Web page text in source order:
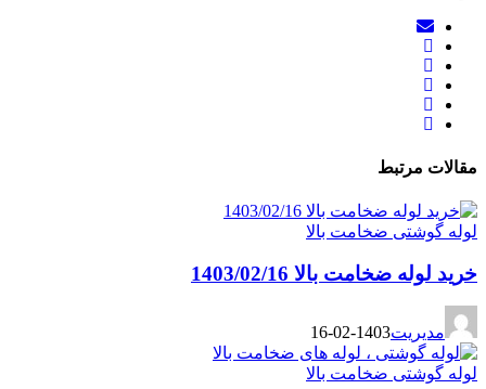
مقالات مرتبط
لوله گوشتی ضخامت بالا
خرید لوله ضخامت بالا 1403/02/16
مدیریت1403-02-16
لوله گوشتی ضخامت بالا